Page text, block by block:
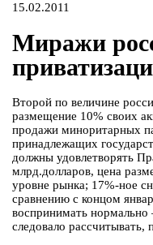
15.02.2011
Миражи
Второй по величине
размещение 10% своих
продажи миноритарных
принадлежащих
должны удовлетворять
млрд.долларов, цена
уровне рынка; 17%-ное
сравнению с концом
воспринимать нормально
следовало рассчитывать,